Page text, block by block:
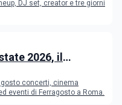
DJ set, creator e tre giorni
2026, il
concerti, cinema
eventi di Ferragosto a Roma.